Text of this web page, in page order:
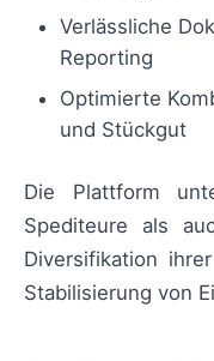
Verlässliche
Reporting
Optimierte
und Stückgut
Die Plattform
Spediteure als
Diversifikation
Stabilisierung von